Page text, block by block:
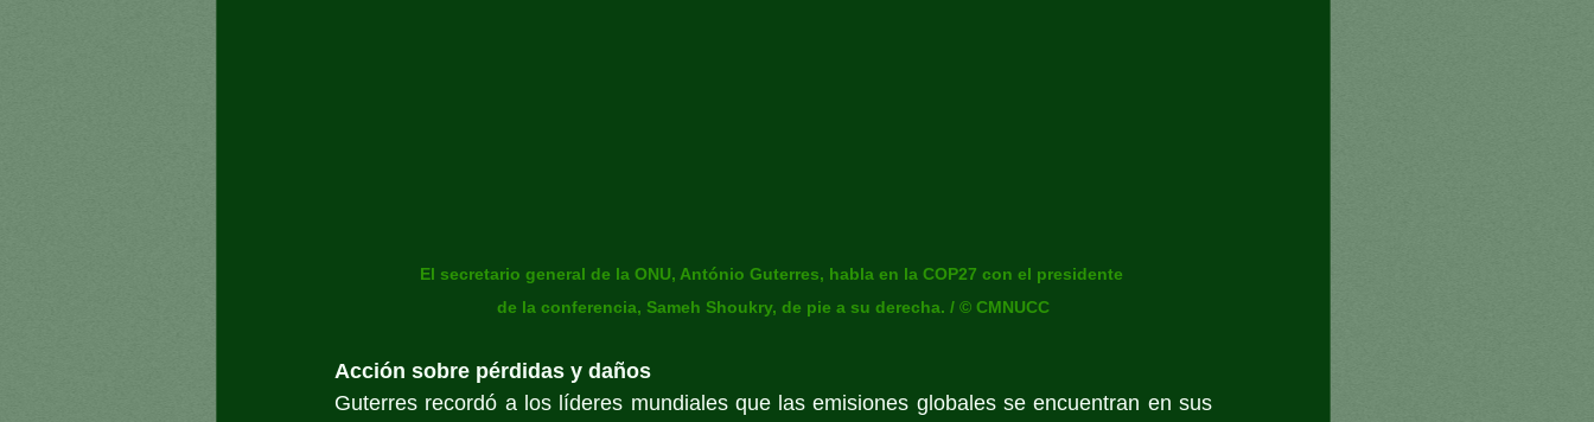
El secretario general de la ONU, António Guterres, habla en la COP27 con el presidente
de la conferencia, Sameh Shoukry, de pie a su derecha. / © CMNUCC
Acción sobre pérdidas y daños
Guterres recordó a los líderes mundiales que las emisiones globales se encuentran en sus